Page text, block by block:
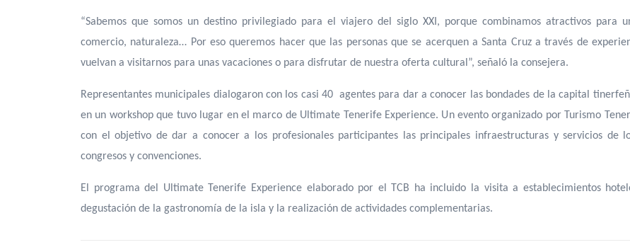
“Sabemos que somos un destino privilegiado para el viajero del siglo XXI, porque combinamos atractivos para
comercio, naturaleza… Por eso queremos hacer que las personas que se acerquen a Santa Cruz a través de
vuelvan a visitarnos para unas vacaciones o para disfrutar de nuestra oferta cultural”, señaló la consejera.
Representantes municipales dialogaron con los casi 40 agentes para dar a conocer las bondades de la capital
en un workshop que tuvo lugar en el marco de Ultimate Tenerife Experience. Un evento organizado por Turismo
con el objetivo de dar a conocer a los profesionales participantes las principales infraestructuras y servicios de
congresos y convenciones.
El programa del Ultimate Tenerife Experience elaborado por el TCB ha incluido la visita a establecimientos
degustación de la gastronomía de la isla y la realización de actividades complementarias.